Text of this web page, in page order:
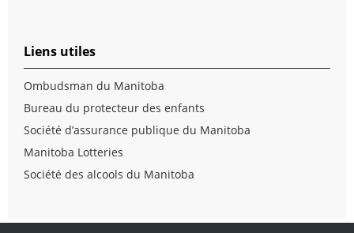
Liens utiles
Ombudsman du Manitoba
Bureau du protecteur des enfants
Société d’assurance publique du Manitoba
Manitoba Lotteries
Société des alcools du Manitoba